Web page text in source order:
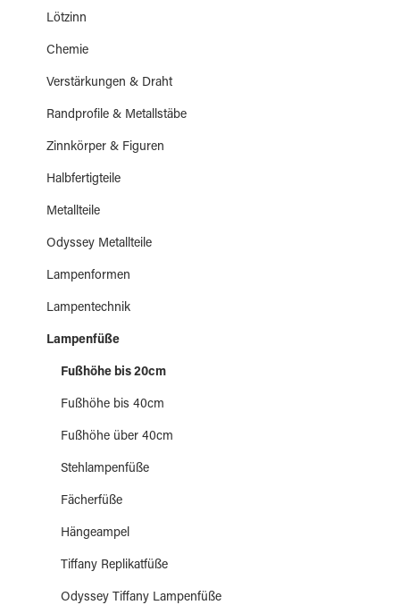
Lötzinn
Chemie
Verstärkungen & Draht
Randprofile & Metallstäbe
Zinnkörper & Figuren
Halbfertigteile
Metallteile
Odyssey Metallteile
Lampenformen
Lampentechnik
Lampenfüße
Fußhöhe bis 20cm
Fußhöhe bis 40cm
Fußhöhe über 40cm
Stehlampenfüße
Fächerfüße
Hängeampel
Tiffany Replikatfüße
Odyssey Tiffany Lampenfüße